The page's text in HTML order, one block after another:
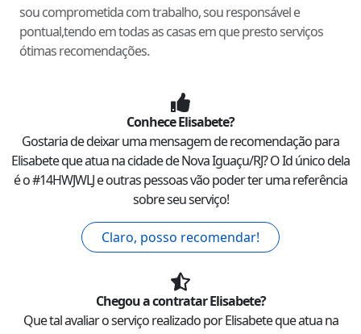
sou comprometida com trabalho, sou responsável e
pontual,tendo em todas as casas em que presto serviços
ótimas recomendações.
ConheceElisabete?
Gostaria de deixar uma mensagem de recomendação para
Elisabeteque atua na cidade deNova Iguaçu/RJ? O Id único dela
é o #14HWJWLJe outras pessoas vão poder ter uma referência
sobre seu serviço!
Claro, posso recomendar!
Chegou a contratarElisabete?
Que tal avaliar o serviço realizado porElisabeteque atua na